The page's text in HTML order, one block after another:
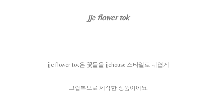
jje flower tok
jje flower tok은 꽃들을 jjehouse 스타일로 귀엽게
그립톡으로 제작한 상품이에요.